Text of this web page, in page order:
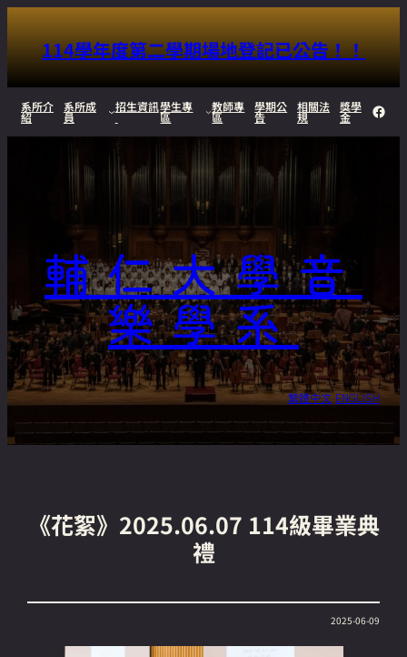
114學年度第二學期場地登記已公告！！
跳
至
系所介
紹
系所成
員
招生資訊學生專
區
教師專
區
學期公
告
相關法
規
獎學
金
輔仁大學音
樂學系
繁體中文 ENGLISH
《花絮》2025.06.07 114級畢業典
禮
2025-06-09